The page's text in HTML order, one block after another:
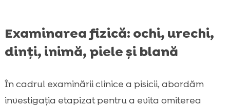
Examinarea fizică: ochi, urechi,
dinți, inimă, piele și blană
În cadrul examinării clinice a pisicii, abordăm
investigația etapizat pentru a evita omiterea